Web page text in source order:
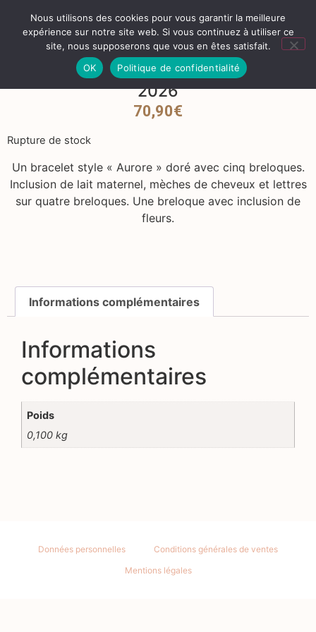
0,00€ 0
Commande personalisée Sarah février
2026
70,90€
Rupture de stock
Un bracelet style « Aurore » doré avec cinq breloques.
Inclusion de lait maternel, mèches de cheveux et lettres
sur quatre breloques. Une breloque avec inclusion de
fleurs.
Informations complémentaires
Informations
complémentaires
Poids
0,100 kg
Données personnelles
Conditions générales de ventes
Mentions légales
Nous utilisons des cookies pour vous garantir la meilleure
expérience sur notre site web. Si vous continuez à utiliser ce
site, nous supposerons que vous en êtes satisfait.
OK
Politique de confidentialité